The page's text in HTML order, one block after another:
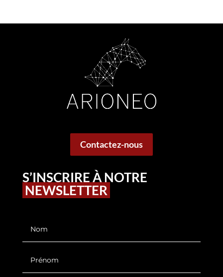
Contactez-nous
S’INSCRIRE À NOTRE
NEWSLETTER